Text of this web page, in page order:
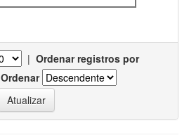
| Ordenar registros por
Ordenar